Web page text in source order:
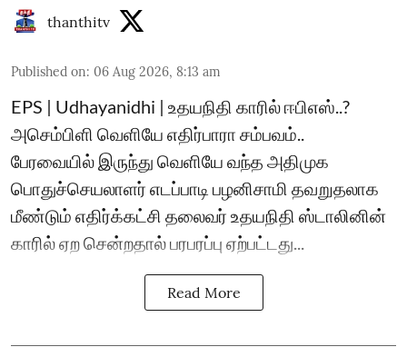
thanthitv
Published on: 06 Aug 2026, 8:13 am
EPS | Udhayanidhi | உதயநிதி காரில் ஈபிஎஸ்..?
அசெம்பிளி வெளியே எதிர்பாரா சம்பவம்..
பேரவையில் இருந்து வெளியே வந்த அதிமுக
பொதுச்செயலாளர் எடப்பாடி பழனிசாமி தவறுதலாக
மீண்டும் எதிர்க்கட்சி தலைவர் உதயநிதி ஸ்டாலினின்
காரில் ஏற சென்றதால் பரபரப்பு ஏற்பட்டது...
Read More